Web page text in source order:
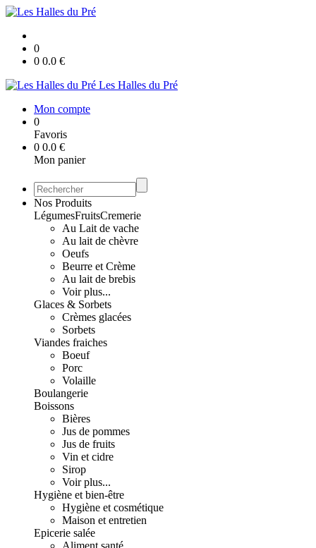
0
0 0.0 €
Les Halles du Pré
Mon compte
0
Favoris
0 0.0 €
Mon panier
Nos Produits
LégumesFruitsCremerie
Au Lait de vache
Au lait de chèvre
Oeufs
Beurre et Crème
Au lait de brebis
Voir plus...
Glaces & Sorbets
Crèmes glacées
Sorbets
Viandes fraiches
Boeuf
Porc
Volaille
Boulangerie
Boissons
Bières
Jus de pommes
Jus de fruits
Vin et cidre
Sirop
Voir plus...
Hygiène et bien-être
Hygiène et cosmétique
Maison et entretien
Epicerie salée
Aliment santé